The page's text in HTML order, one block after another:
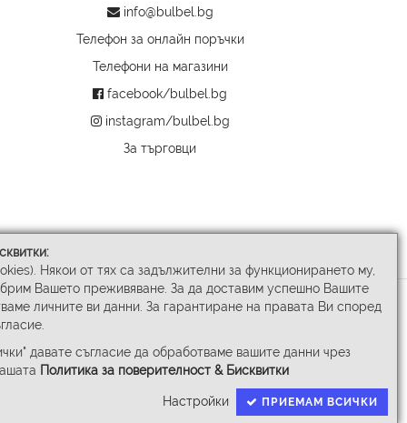
Някои от тях са задължителни за функционирането му,
Вашето преживяване. За да доставим успешно Вашите
личните ви данни. За гарантиране на правата Ви според
давате съгласие да обработваме вашите данни чрез
Политика за поверителност & Бисквитки
Настройки ПРИЕМАМ ВСИЧКИ
info@bulbel.bg
Телефон за онлайн поръчки
Телефони на магазини
facebook/bulbel.bg
instagram/bulbel.bg
За търговци